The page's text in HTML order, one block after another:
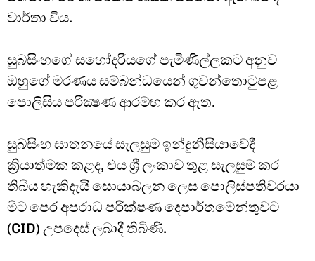
වාර්තා විය.
සුබසිංහගේ සහෝදරියගේ පැමිණිල්ලකට අනුව
ඔහුගේ මරණය සම්බන්ධයෙන් ගුවන්තොටුපළ
පොලිසිය පරීක්‍ෂණ ආරම්භ කර ඇත.
සුබසිංහ ඝාතනයේ සැලසුම ඉන්දුනීසියාවේදී
ක්‍රියාත්මක කළද, එය ශ්‍රී ලංකාව තුළ සැලසුම් කර
තිබිය හැකිදැයි සොයාබලන ලෙස පොලිස්පතිවරයා
මීට පෙර අපරාධ පරීක්ෂණ දෙපාර්තමේන්තුවට
(CID) උපදෙස් ලබාදී තිබිණි.